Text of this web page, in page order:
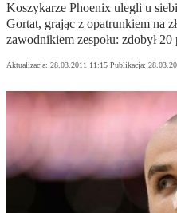
Koszykarze Phoenix ulegli u
Gortat, grając z opatrunkiem na
zawodnikiem zespołu: zdobył
Aktualizacja: 28.03.2011 11:15 Publikacja: